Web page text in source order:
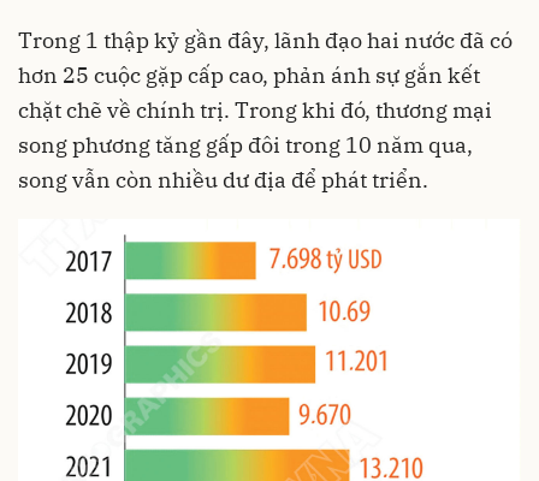
Trong 1 thập kỷ gần đây, lãnh đạo hai nước đã có
hơn 25 cuộc gặp cấp cao, phản ánh sự gắn kết
chặt chẽ về chính trị. Trong khi đó, thương mại
song phương tăng gấp đôi trong 10 năm qua,
song vẫn còn nhiều dư địa để phát triển.